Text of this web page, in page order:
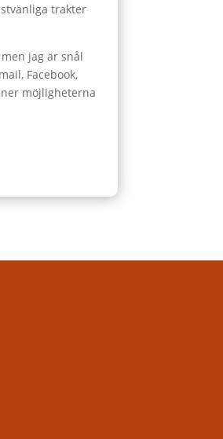
trakter
jag är snål
Facebook,
möjligheterna